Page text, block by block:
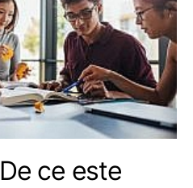
De ce este